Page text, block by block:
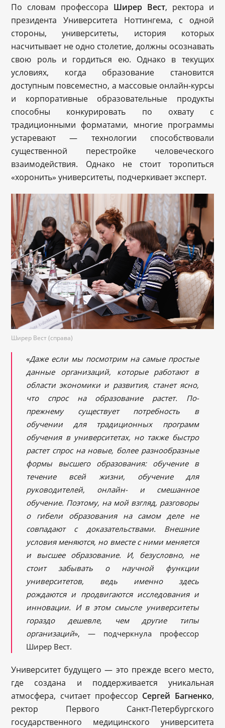
По словам профессора Ширер Вест, ректора и
президента Университета Ноттингема, с одной
стороны, университеты, история которых
насчитывает не одно столетие, должны осознавать
свою роль и гордиться ею. Однако в текущих
условиях, когда образование становится
доступным повсеместно, а массовые онлайн-курсы
и корпоративные образовательные продукты
способны конкурировать по охвату с
традиционными форматами, многие программы
устаревают — технологии способствовали
существенной перестройке человеческого
взаимодействия. Однако не стоит торопиться
«хоронить» университеты, подчеркивает эксперт.
Ширер Вест (справа)
«Даже если мы посмотрим на самые простые
данные организаций, которые работают в
области экономики и развития, станет ясно,
что спрос на образование растет. По-
прежнему существует потребность в
обучении для традиционных программ
обучения в университетах, но также быстро
растет спрос на новые, более разнообразные
формы высшего образования: обучение в
течение всей жизни, обучение для
руководителей, онлайн- и смешанное
обучение. Поэтому, на мой взгляд, разговоры
о гибели образования на самом деле не
совпадают с доказательствами. Внешние
условия меняются, но вместе с ними меняется
и высшее образование. И, безусловно, не
стоит забывать о научной функции
университетов, ведь именно здесь
рождаются и продвигаются исследования и
инновации. И в этом смысле университеты
гораздо дешевле, чем другие типы
организаций», — подчеркнула профессор
Ширер Вест.
Университет будущего — это прежде всего место,
где создана и поддерживается уникальная
атмосфера, считает профессор Сергей Багненко,
ректор Первого Санкт-Петербургского
государственного медицинского университета